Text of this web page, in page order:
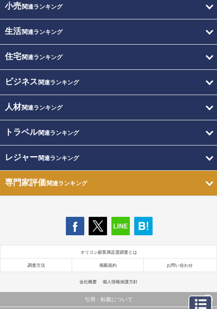
小売関連ランキング
生活関連ランキング
住宅関連ランキング
ビジネス 関連ランキング
人材関連ランキング
トラベル関連ランキング
レジャー関連ランキング
専門家評価関連ランキング
オリコン顧客満足度調査とは
調査方法 掲載規約 お問い合わせ
会社概要 個人情報保護方針
引用・転載について